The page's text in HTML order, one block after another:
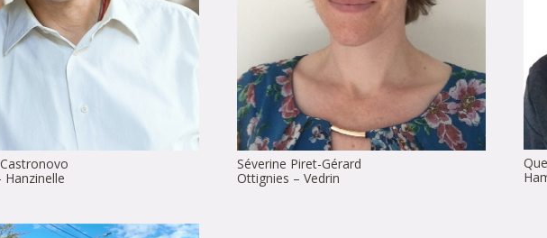
Hanzinelle
Séverine Piret-Gérard
Ottignies – Vedrin